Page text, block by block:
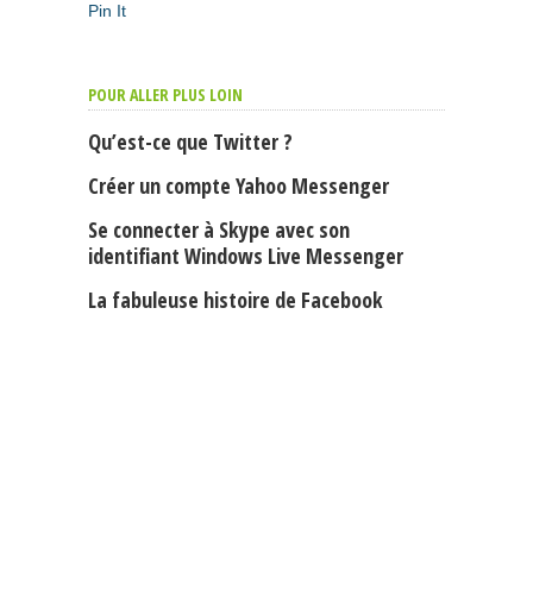
Pin It
POUR ALLER PLUS LOIN
Qu’est-ce que Twitter ?
Créer un compte Yahoo Messenger
Se connecter à Skype avec son
identifiant Windows Live Messenger
La fabuleuse histoire de Facebook